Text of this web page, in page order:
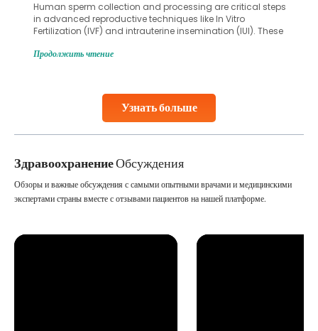
Узнать больше
Human sperm collection and processing are critical steps
in advanced reproductive techniques like In Vitro
Fertilization (IVF) and intrauterine insemination (IUI). These
challenges and help couples achieve their dream of
collected, they process the
Продолжить чтение
ЗдравоохранениеОбсуждения
Обзоры и важные обсуждения с самыми опытными врачами и медицинскими
экспертами страны вместе с отзывами пациентов на нашей платформе.